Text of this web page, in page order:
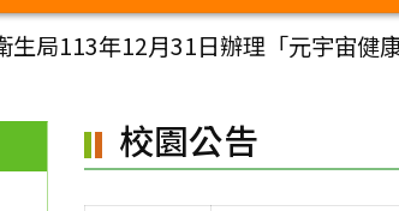
生局113年12月31日辦理「元宇宙健
校園公告